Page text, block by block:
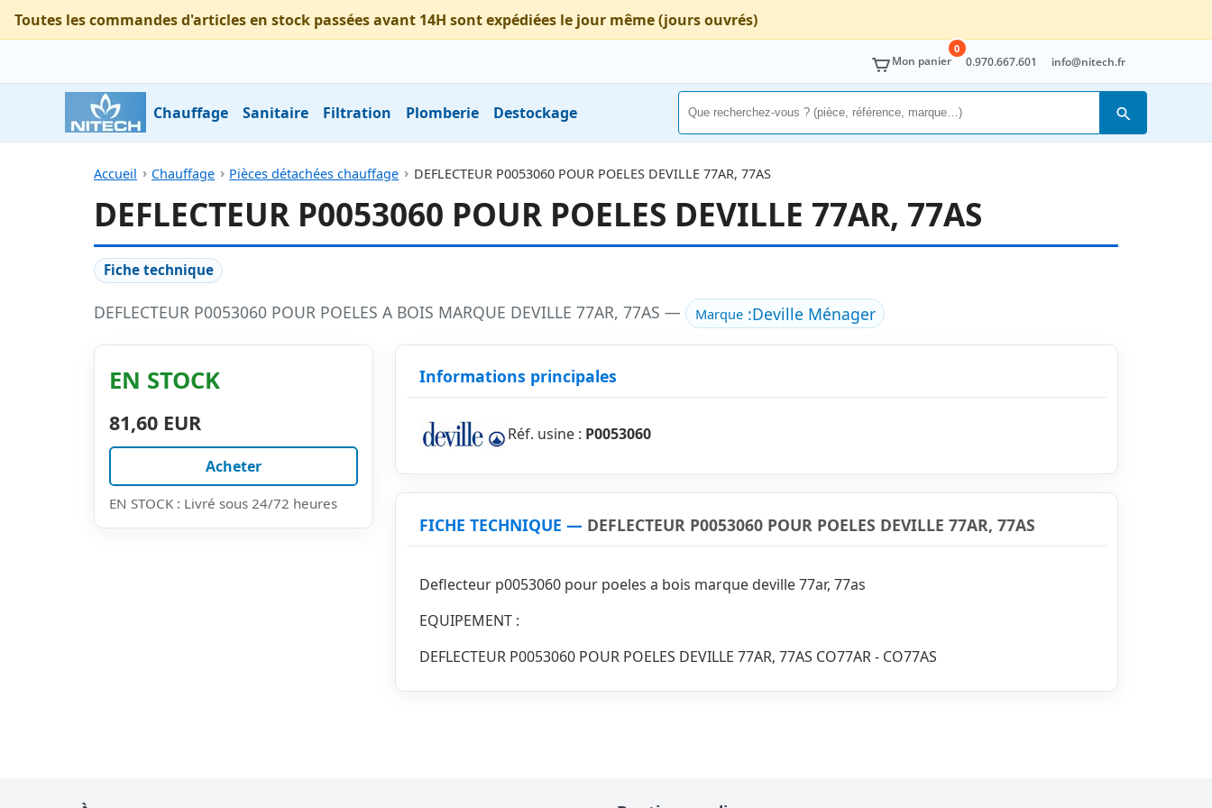
Toutes les commandes d'articles en stock passées avant 14H sont expédiées le jour même (jours ouvrés)
Mon panier
0
0.970.667.601 info@nitech.fr
Chauffage Sanitaire Filtration Plomberie Destockage
Rechercher
Accueil Chauffage Pièces détachées chauffage DEFLECTEUR P0053060 POUR POELES DEVILLE 77AR, 77AS
DEFLECTEUR P0053060 POUR POELES DEVILLE 77AR, 77AS
Fiche technique
DEFLECTEUR P0053060 POUR POELES A BOIS MARQUE DEVILLE 77AR, 77AS — Marque:Deville Ménager
EN STOCK
81,60 EUR
Acheter
EN STOCK : Livré sous 24/72 heures
Informations principales
Réf. usine : P0053060
FICHE TECHNIQUE — DEFLECTEUR P0053060 POUR POELES DEVILLE 77AR, 77AS
Deflecteur p0053060 pour poeles a bois marque deville 77ar, 77as
EQUIPEMENT :
DEFLECTEUR P0053060 POUR POELES DEVILLE 77AR, 77AS CO77AR - CO77AS